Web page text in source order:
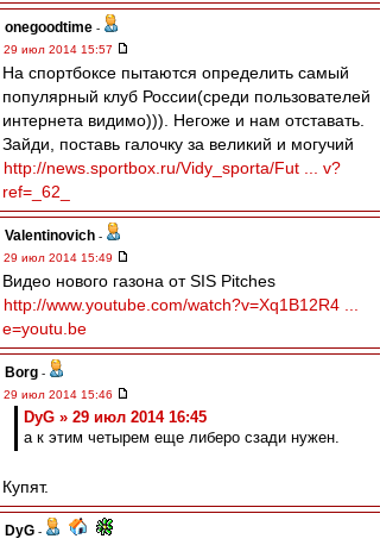
onegoodtime -
29 июл 2014 15:57
На спортбоксе пытаются определить самый
популярный клуб России(среди пользователей
интернета видимо))). Негоже и нам отставать.
Зайди, поставь галочку за великий и могучий
http://news.sportbox.ru/Vidy_sporta/Fut ... v?
ref=_62_
Valentinovich -
29 июл 2014 15:49
Видео нового газона от SIS Pitches
http://www.youtube.com/watch?v=Xq1B12R4 ...
e=youtu.be
Borg -
29 июл 2014 15:46
DyG » 29 июл 2014 16:45
а к этим четырем еще либеро сзади нужен.
Купят.
DyG -